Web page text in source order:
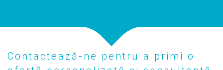
Contactează-ne pentru a primi o